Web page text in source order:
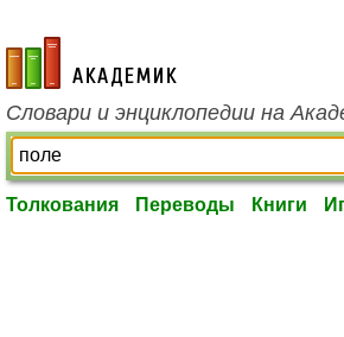
academic.ru
Словари и энциклопедии на
Толкования Переводы Книги